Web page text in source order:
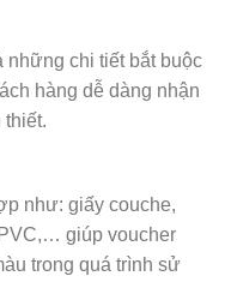
chi tiết bắt buộc
hàng dễ dàng nhận
thiết.
như: giấy couche,
giúp voucher
trong quá trình sử